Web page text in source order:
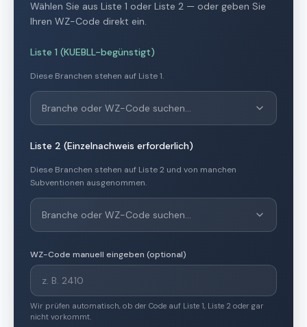
Wählen Sie aus Liste 1 oder Liste 2 — oder geben Sie
Ihren WZ-Code direkt ein.
Liste 1 (KUEBLL-begünstigt)
Diese Branchen stehen auf Liste 1.
Branche oder WZ-Code suchen…
Liste 2 (Einzelnachweis erforderlich)
Diese Branchen stehen auf Liste 2 und von manchen
Subventionen ausgenommen.
Branche oder WZ-Code suchen…
WZ-Code manuell eingeben (optional)
Wir prüfen automatisch, ob der Code auf Liste 1, Liste 2 oder gar
nicht vorkommt.